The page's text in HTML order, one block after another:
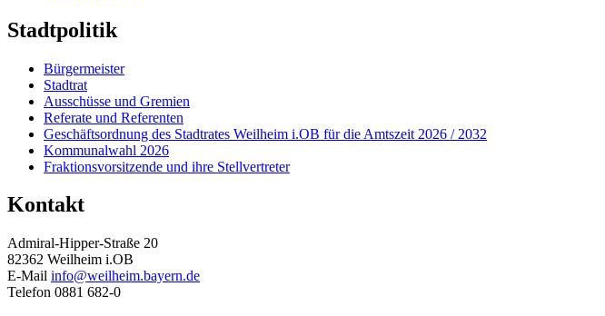
Stadtpolitik
Bürgermeister
Stadtrat
Ausschüsse und Gremien
Referate und Referenten
Geschäftsordnung des Stadtrates Weilheim i.OB für die Amtszeit 2026 / 2032
Kommunalwahl 2026
Fraktionsvorsitzende und ihre Stellvertreter
Kontakt
Admiral-Hipper-Straße 20
82362 Weilheim i.OB
E-Mail info@weilheim.bayern.de
Telefon 0881 682-0